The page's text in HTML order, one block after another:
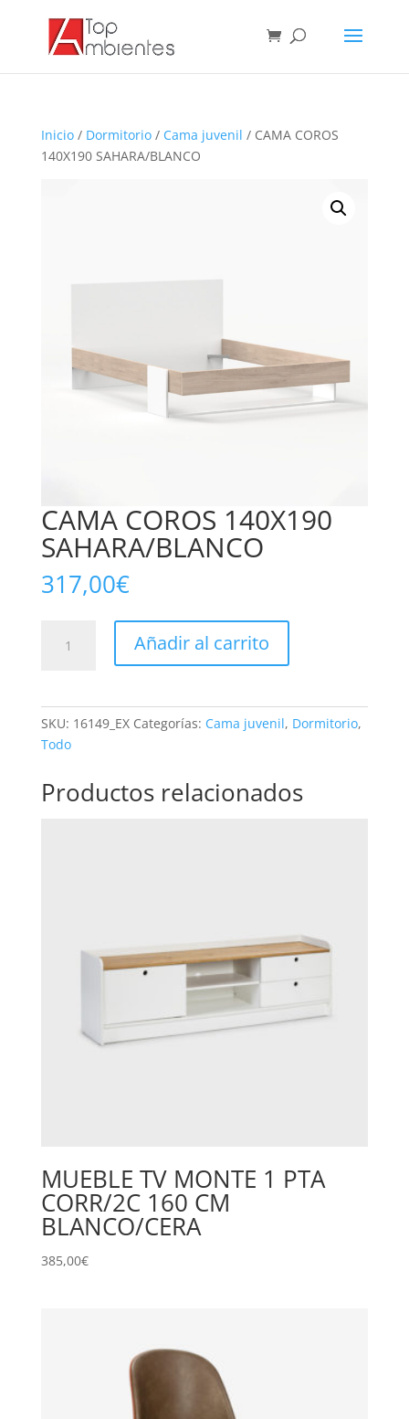
Inicio/ Dormitorio/ Cama juvenil / CAMA COROS
140X190 SAHARA/BLANCO
CAMA COROS 140X190
SAHARA/BLANCO
317,00€
COROS
Añadir al carrito
SKU: 16149_EX Categorías: Cama juvenil, Dormitorio,
Todo
Productos relacionados
MUEBLE TV MONTE 1 PTA
CORR/2C 160 CM
BLANCO/CERA
385,00€